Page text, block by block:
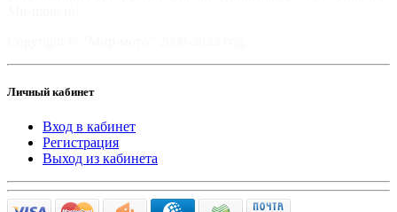
Личный кабинет
Вход в кабинет
Регистрация
Выход из кабинета